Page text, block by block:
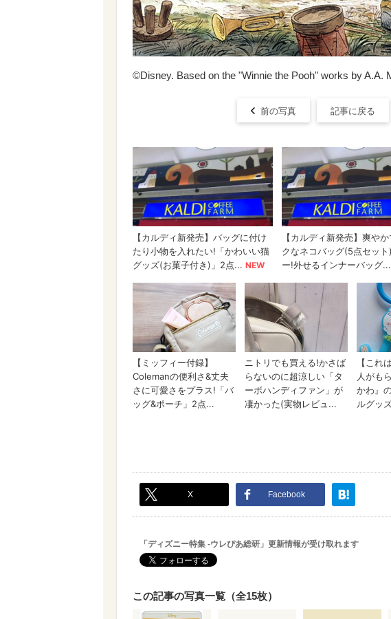
©Disney. Based on the "Winnie the Pooh" works by A.A.
前の写真 記事に戻る
X Facebook
「ディズニー特集 -ウレぴあ総研」更新情報が受け取れます
この記事の写真一覧（全15枚）